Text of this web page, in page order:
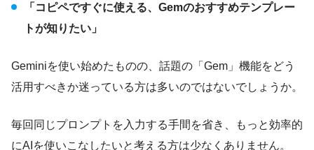
「コピペですぐに使える、Gemのおすすめテンプレー
トが知りたい」
Geminiを使い始めたものの、話題の「Gem」機能をどう
活用すべきか迷っている方は多いのではないでしょうか。
毎回同じプロンプトを入力する手間を省き、もっと効率的
にAIを使いこなしたいと考える方は少なくありません。